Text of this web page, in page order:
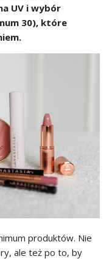
UV i wybór
30), które
produktów. Nie
ale też po to, by